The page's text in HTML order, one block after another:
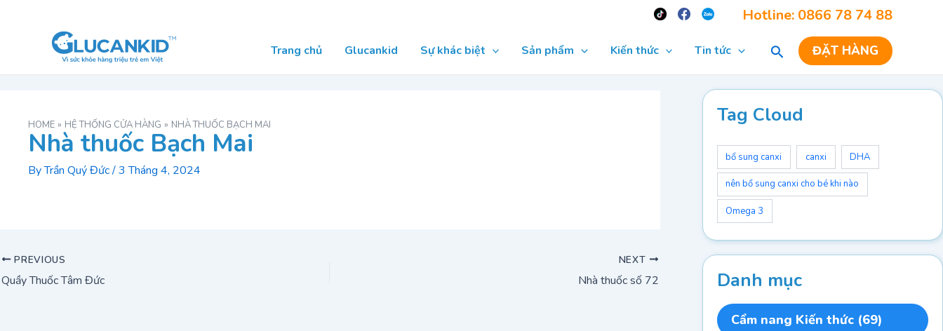
Hotline: 0866 78 74 88
Trang chủ Glucankid Sự khác biệt Sản phẩm Kiến thức Tin tức ĐẶT HÀNG
HOME HỆ THỐNG CỬA HÀNG NHÀ THUỐC BẠCH MAI
Nhà thuốc Bạch Mai
ByTrần Quý Đức/3 Tháng 4, 2024
PREVIOUS
Quầy Thuốc Tâm Đức
NEXT
Nhà thuốc số 72
Tag Cloud
bổ sung canxi canxi DHA
nên bổ sung canxi cho bé khi nào
Omega 3
Danh mục
Cẩm nang Kiến thức(69)